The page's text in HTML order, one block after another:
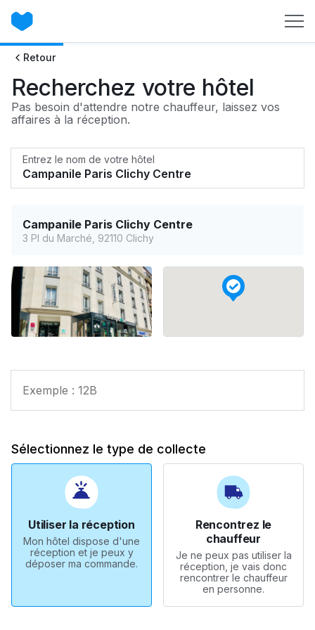
Retour
Recherchez votre hôtel
Pas besoin d'attendre notre chauffeur, laissez vos
affaires à la réception.
Entrez le nom de votre hôtel
Campanile Paris Clichy Centre
3 Pl du Marché, 92110 Clichy
Sélectionnez le type de collecte
Utiliser la réception
Mon hôtel dispose d'une
réception et je peux y
déposer ma commande.
Rencontrez le
chauffeur
Je ne peux pas utiliser la
réception, je vais donc
rencontrer le chauffeur
en personne.